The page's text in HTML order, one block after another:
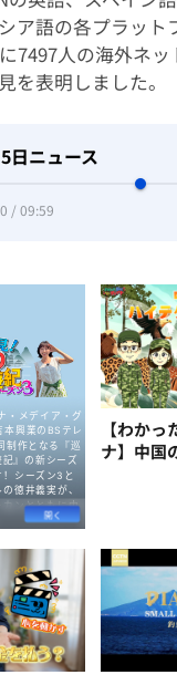
ア語の各プラット
7497人の海外ネッ
を表明しました。
日ニュース
/ 09:59
【わか
ナ】中国